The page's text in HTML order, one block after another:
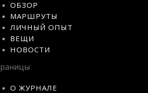
ОБЗОР
МАРШРУТЫ
ЛИЧНЫЙ ОПЫТ
ВЕЩИ
НОВОСТИ
О ЖУРНАЛЕ